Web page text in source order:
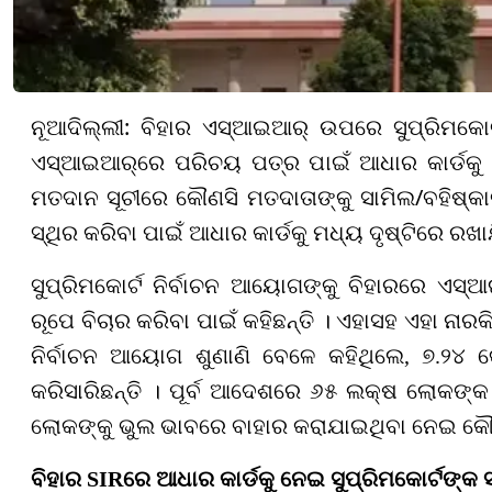
ନୂଆଦିଲ୍ଲୀ:ବିହାର ଏସ୍‌ଆଇଆର୍ ଉପରେ
ଏସ୍‌ଆଇଆର୍‌ରେ ପରିଚୟ ପତ୍ର ପାଇଁ ଆଧାର କାର୍ଡକୁ
ମତଦାନ ସୂଚୀରେ କୌଣସି ମତଦାତାଙ୍କୁ ସାମିଲ/
ସ୍ଥିର କରିବା ପାଇଁ ଆଧାର କାର୍ଡକୁ ମଧ୍ୟ ଦୃଷ୍ଟିରେ
ସୁପ୍ରିମକୋର୍ଟ ନିର୍ବାଚନ ଆୟୋଗଙ୍କୁ ବିହାରରେ
ରୂପେ ବିଚାର କରିବା ପାଇଁ କହିଛନ୍ତି । ଏହାସହ ଏହା
ନିର୍ବାଚନ ଆୟୋଗ ଶୁଣାଣି ବେଳେ କହିଥିଲେ,
କରିସାରିଛନ୍ତି । ପୂର୍ବ ଆଦେଶରେ ୬୫ ଲକ୍ଷ
ଲୋକଙ୍କୁ ଭୁଲ ଭାବରେ ବାହାର କରାଯାଇଥିବା ନେଇ
ବିହାର SIRରେ ଆଧାର କାର୍ଡକୁ ନେଇ ସୁପ୍ରିମକୋର୍ଟଙ୍କ